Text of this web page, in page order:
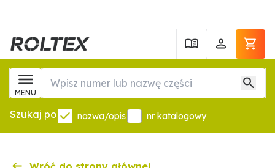
MENU
Szukaj po nazwa/opis nr katalogowy